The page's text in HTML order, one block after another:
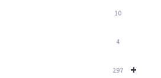
10
4
+
297